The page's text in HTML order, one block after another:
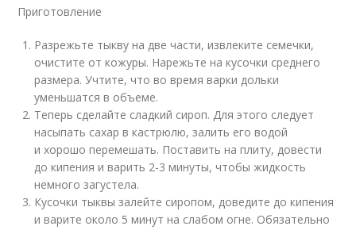
Приготовление
Разрежьте тыкву на две части, извлеките семечки,
очистите от кожуры. Нарежьте на кусочки среднего
размера. Учтите, что во время варки дольки
уменьшатся в объеме.
Теперь сделайте сладкий сироп. Для этого следует
насыпать сахар в кастрюлю, залить его водой
и хорошо перемешать. Поставить на плиту, довести
до кипения и варить 2-3 минуты, чтобы жидкость
немного загустела.
Кусочки тыквы залейте сиропом, доведите до кипения
и варите около 5 минут на слабом огне. Обязательно